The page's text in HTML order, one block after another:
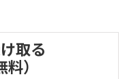
取る
料）